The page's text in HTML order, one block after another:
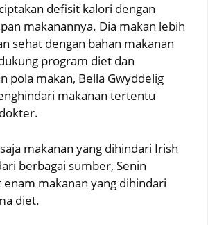
defisit kalori dengan
makanannya. Dia makan lebih
sehat dengan bahan makanan
program diet dan
pola makan, Bella Gwyddelig
makanan tertentu
makanan yang dihindari Irish
berbagai sumber, Senin
makanan yang dihindari
diet.